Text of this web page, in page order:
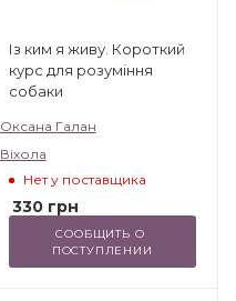
Із ким я живу. Короткий
курс для розуміння
собаки
Оксана Галан
Віхола
Нет у поставщика
330грн
СООБЩИТЬ О
ПОСТУПЛЕНИИ